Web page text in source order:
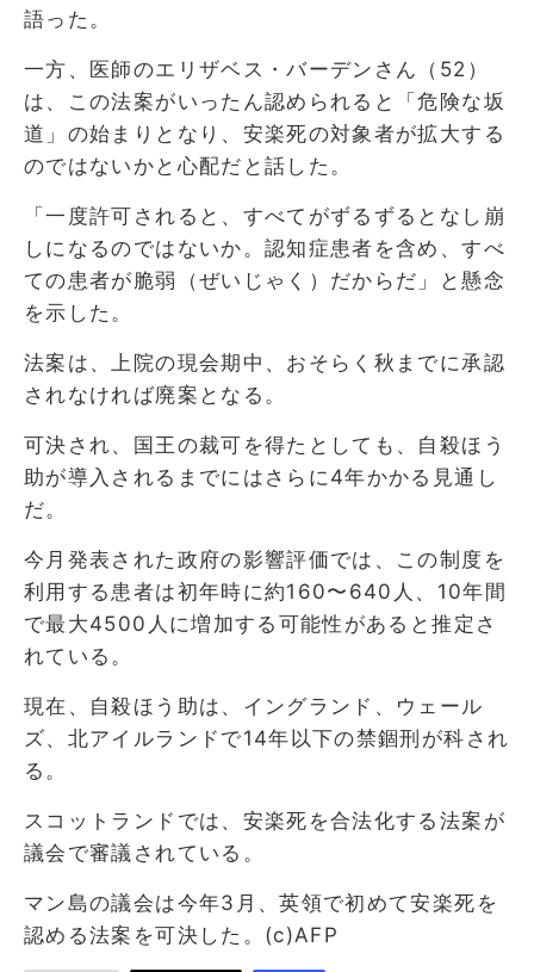
語った。
一方、医師のエリザベス・バーデンさん（52）
は、この法案がいったん認められると「危険な坂
道」の始まりとなり、安楽死の対象者が拡大する
のではないかと心配だと話した。
「一度許可されると、すべてがずるずるとなし崩
しになるのではないか。認知症患者を含め、すべ
ての患者が脆弱（ぜいじゃく）だからだ」と懸念
を示した。
法案は、上院の現会期中、おそらく秋までに承認
されなければ廃案となる。
可決され、国王の裁可を得たとしても、自殺ほう
助が導入されるまでにはさらに4年かかる見通し
だ。
今月発表された政府の影響評価では、この制度を
利用する患者は初年時に約160〜640人、10年間
で最大4500人に増加する可能性があると推定さ
れている。
現在、自殺ほう助は、イングランド、ウェール
ズ、北アイルランドで14年以下の禁錮刑が科され
る。
スコットランドでは、安楽死を合法化する法案が
議会で審議されている。
マン島の議会は今年3月、英領で初めて安楽死を
認める法案を可決した。(c)AFP